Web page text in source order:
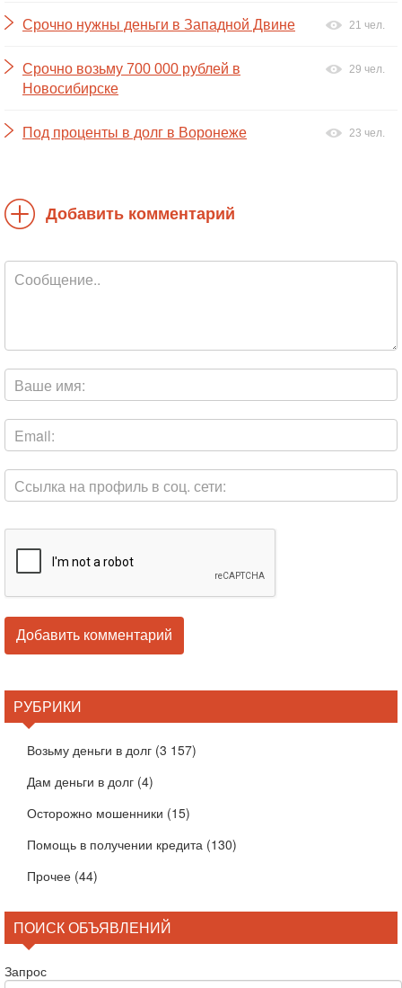
Срочно нужны деньги в Западной Двине 21 чел.
Срочно возьму 700 000 рублей в
Новосибирске
29 чел.
Под проценты в долг в Воронеже 23 чел.
Добавить комментарий
РУБРИКИ
Возьму деньги в долг (3 157)
Дам деньги в долг (4)
Осторожно мошенники (15)
Помощь в получении кредита (130)
Прочее (44)
ПОИСК ОБЪЯВЛЕНИЙ
Запрос